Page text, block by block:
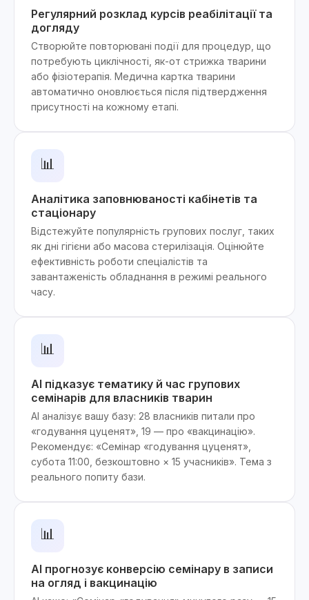
Регулярний розклад курсів реабілітації та
догляду
Створюйте повторювані події для процедур, що
потребують циклічності, як-от стрижка тварини
або фізіотерапія. Медична картка тварини
автоматично оновлюється після підтвердження
присутності на кожному етапі.
📊
Аналітика заповнюваності кабінетів та
стаціонару
Відстежуйте популярність групових послуг, таких
як дні гігієни або масова стерилізація. Оцінюйте
ефективність роботи спеціалістів та
завантаженість обладнання в режимі реального
часу.
📊
AI підказує тематику й час групових
семінарів для власників тварин
AI аналізує вашу базу: 28 власників питали про
«годування цуценят», 19 — про «вакцинацію».
Рекомендує: «Семінар «годування цуценят»,
субота 11:00, безкоштовно × 15 учасників». Тема з
реального попиту бази.
📊
AI прогнозує конверсію семінару в записи
на огляд і вакцинацію